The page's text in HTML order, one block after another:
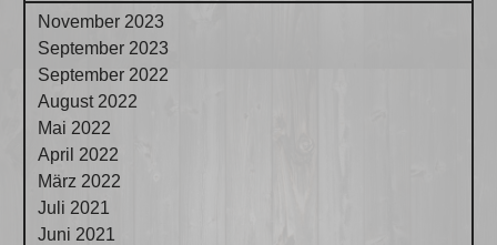
November 2023
September 2023
September 2022
August 2022
Mai 2022
April 2022
März 2022
Juli 2021
Juni 2021